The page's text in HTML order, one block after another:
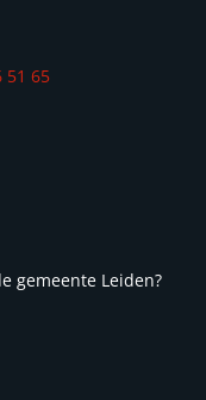
51 65
gemeente Leiden?